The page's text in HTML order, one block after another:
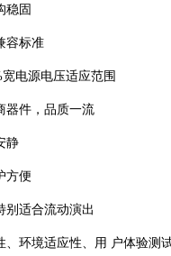
稳固
容标准
宽电源电压适应范围
器件，品质一流
静
方便
别适合流动演出
、环境适应性、用 户体验测